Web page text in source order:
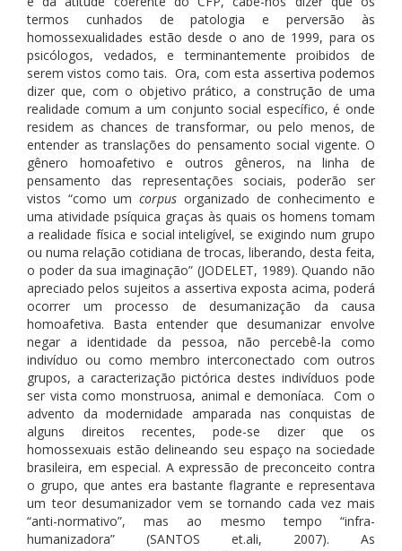
termos cunhados de patologia e perversão às
homossexualidades estão desde o ano de 1999, para os
psicólogos, vedados, e terminantemente proibidos de
serem vistos como tais. Ora, com esta assertiva podemos
dizer que, com o objetivo prático, a construção de uma
realidade comum a um conjunto social específico, é onde
residem as chances de transformar, ou pelo menos, de
entender as translações do pensamento social vigente. O
gênero homoafetivo e outros gêneros, na linha de
pensamento das representações sociais, poderão ser
vistos “como umcorpus organizado de conhecimento e
uma atividade psíquica graças às quais os homens tomam
a realidade física e social inteligível, se exigindo num grupo
ou numa relação cotidiana de trocas, liberando, desta feita,
o poder da sua imaginação” (JODELET, 1989). Quando não
apreciado pelos sujeitos a assertiva exposta acima, poderá
ocorrer um processo de desumanização da causa
homoafetiva. Basta entender que desumanizar envolve
negar a identidade da pessoa, não percebê-la como
indivíduo ou como membro interconectado com outros
grupos, a caracterização pictórica destes indivíduos pode
ser vista como monstruosa, animal e demoníaca. Com o
advento da modernidade amparada nas conquistas de
alguns direitos recentes, pode-se dizer que os
homossexuais estão delineando seu espaço na sociedade
brasileira, em especial. A expressão de preconceito contra
o grupo, que antes era bastante flagrante e representava
um teor desumanizador vem se tornando cada vez mais
“anti-normativo”, mas ao mesmo tempo “infra-
humanizadora” (SANTOS et.ali, 2007). As